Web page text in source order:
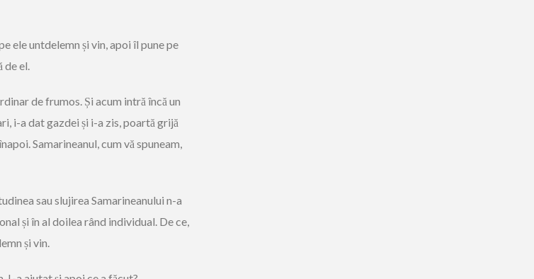
ele untdelemn și vin, apoi îl pune pe
el.
de frumos. Și acum intră încă un
i-a dat gazdei și i-a zis, poartă grijă
Samarineanul, cum vă spuneam,
sau slujirea Samarineanului n-a
și în al doilea rând individual. De ce,
și vin.